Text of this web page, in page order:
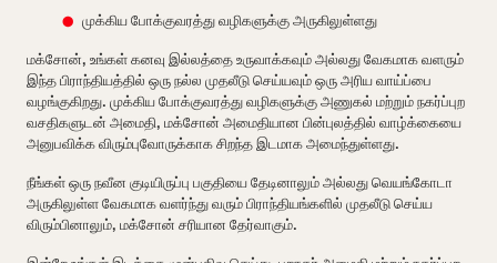
முக்கிய போக்குவரத்து வழிகளுக்கு அருகிலுள்ளது
மக்சோன், உங்கள் கனவு இல்லத்தை உருவாக்கவும் அல்லது வேகமாக வளரும்
இந்த பிராந்தியத்தில் ஒரு நல்ல முதலீடு செய்யவும் ஒரு அரிய வாய்ப்பை
வழங்குகிறது. முக்கிய போக்குவரத்து வழிகளுக்கு அணுகல் மற்றும் நகர்ப்புற
வசதிகளுடன் அமைதி, மக்சோன் அமைதியான பின்புலத்தில் வாழ்க்கையை
அனுபவிக்க விரும்புவோருக்காக சிறந்த இடமாக அமைந்துள்ளது.
நீங்கள் ஒரு நவீன குடியிருப்பு பகுதியை தேடினாலும் அல்லது வெயங்கோடா
அருகிலுள்ள வேகமாக வளர்ந்து வரும் பிராந்தியங்களில் முதலீடு செய்ய
விரும்பினாலும், மக்சோன் சரியான தேர்வாகும்.